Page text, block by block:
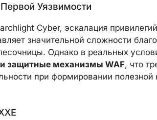
Уязвимости
Cyber, эскалация
значительной сложности
Однако в реальных
защитные механизмы WAF, что
при формировании полезной